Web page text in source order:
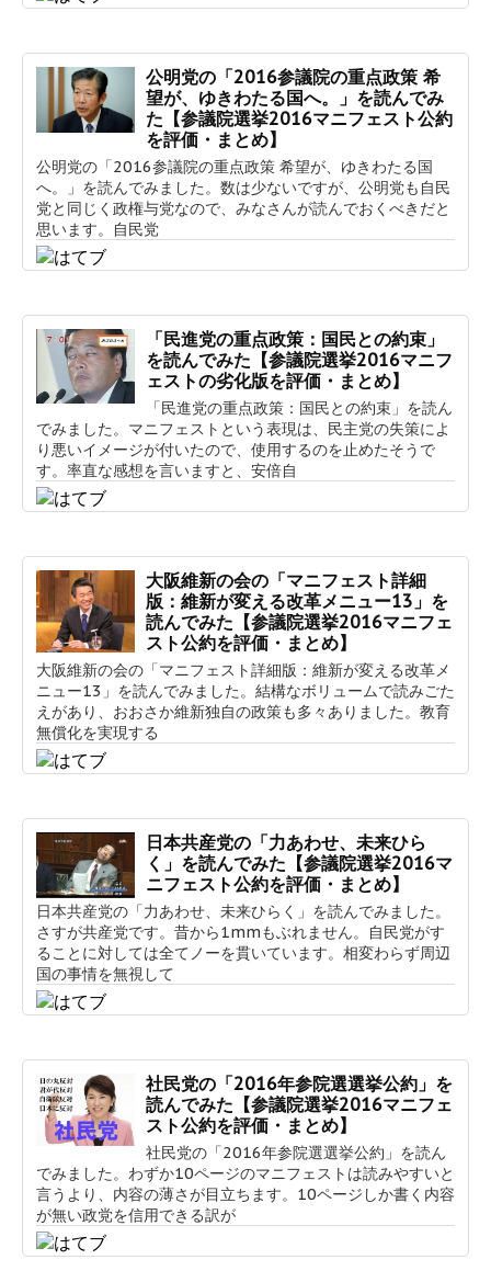
公明党の「2016参議院の重点政策 希
望が、ゆきわたる国へ。」を読んでみ
た【参議院選挙2016マニフェスト公約
を評価・まとめ】
公明党の「2016参議院の重点政策 希望が、ゆきわたる国
へ。」を読んでみました。数は少ないですが、公明党も自民
党と同じく政権与党なので、みなさんが読んでおくべきだと
思います。自民党
「民進党の重点政策：国民との約束」
を読んでみた【参議院選挙2016マニフ
ェストの劣化版を評価・まとめ】
「民進党の重点政策：国民との約束」を読ん
でみました。マニフェストという表現は、民主党の失策によ
り悪いイメージが付いたので、使用するのを止めたそうで
す。率直な感想を言いますと、安倍自
大阪維新の会の「マニフェスト詳細
版：維新が変える改革メニュー13」を
読んでみた【参議院選挙2016マニフェ
スト公約を評価・まとめ】
大阪維新の会の「マニフェスト詳細版：維新が変える改革メ
ニュー13」を読んでみました。結構なボリュームで読みごた
えがあり、おおさか維新独自の政策も多々ありました。教育
無償化を実現する
日本共産党の「力あわせ、未来ひら
く」を読んでみた【参議院選挙2016マ
ニフェスト公約を評価・まとめ】
日本共産党の「力あわせ、未来ひらく」を読んでみました。
さすが共産党です。昔から1mmもぶれません。自民党がす
ることに対しては全てノーを貫いています。相変わらず周辺
国の事情を無視して
社民党の「2016年参院選選挙公約」を
読んでみた【参議院選挙2016マニフェ
スト公約を評価・まとめ】
社民党の「2016年参院選選挙公約」を読ん
でみました。わずか10ページのマニフェストは読みやすいと
言うより、内容の薄さが目立ちます。10ページしか書く内容
が無い政党を信用できる訳が